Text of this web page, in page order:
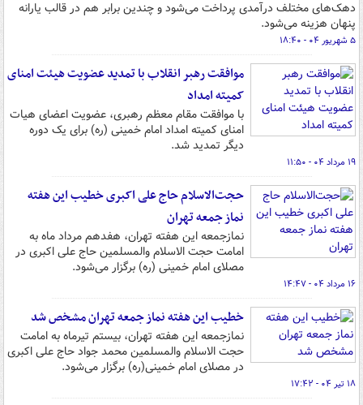
دهک‌های مختلف درآمدی پرداخت می‌شود و چندین برابر هم در قالب یارانه
پنهان هزینه می‌شود.
۵ شهریور ۰۴ - ۱۸:۴۰
موافقت رهبر انقلاب با تمدید عضویت هیئت امنای
کمیته امداد
با موافقت مقام معظم رهبری، عضویت اعضای هیات
امنای کمیته امداد امام خمینی (ره) برای یک دوره
دیگر تمدید شد.
۱۹ مرداد ۰۴ - ۱۱:۵۰
حجت‌الاسلام حاج علی اکبری خطیب این هفته
نماز جمعه تهران
نمازجمعه این هفته تهران، هفدهم مرداد ماه به
امامت حجت الاسلام والمسلمین حاج علی اکبری در
مصلای امام خمینی (ره) برگزار می‌شود.
۱۶ مرداد ۰۴ - ۱۴:۴۷
خطیب این هفته نماز جمعه تهران مشخص شد
نمازجمعه این هفته تهران، بیستم تیرماه به امامت
حجت الاسلام والمسلمین محمد جواد حاج علی اکبری
در مصلای امام خمینی(ره) برگزار می‌شود.
۱۸ تیر ۰۴ - ۱۷:۴۲